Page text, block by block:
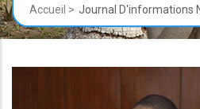
Fil
d'Ariane
Accueil > Journal D'informations